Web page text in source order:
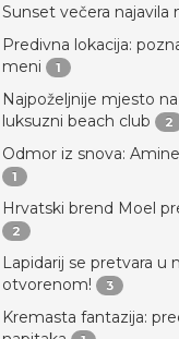
Sunset večera najavila
Predivna lokacija:
meni
1
Najpoželjnije mjesto
luksuzni beach club
2
Odmor iz snova:
1
Hrvatski brend Moel
2
Lapidarij se pretvara u
otvorenom!
3
Kremasta fantazija: